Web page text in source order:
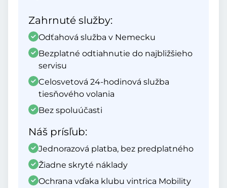
Zahrnuté služby:
Odťahová služba v Nemecku
Bezplatné odtiahnutie do najbližšieho
servisu
Celosvetová 24-hodinová služba
tiesňového volania
Bez spoluúčasti
Náš prísľub:
Jednorazová platba, bez predplatného
Žiadne skryté náklady
Ochrana vďaka klubu vintrica Mobility